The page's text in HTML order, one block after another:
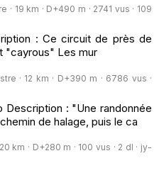
· 19 km · D+490 m · 2741 vus · 109
: Ce circuit de près de
"cayrous" Les mur
· 12 km · D+390 m · 6786 vus ·
Description : "Une randonnée
de halage, puis le ca
km · D+280 m · 100 vus · 2 dl · jy-